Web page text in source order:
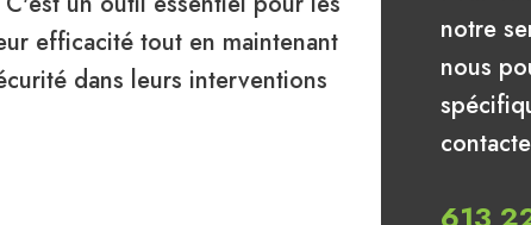
efficacité tout en maintenant
dans leurs interventions
notre
nous